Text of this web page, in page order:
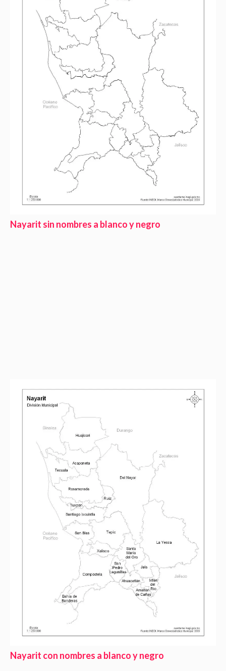
Nayarit sin nombres a blanco y negro
Nayarit con nombres a blanco y negro